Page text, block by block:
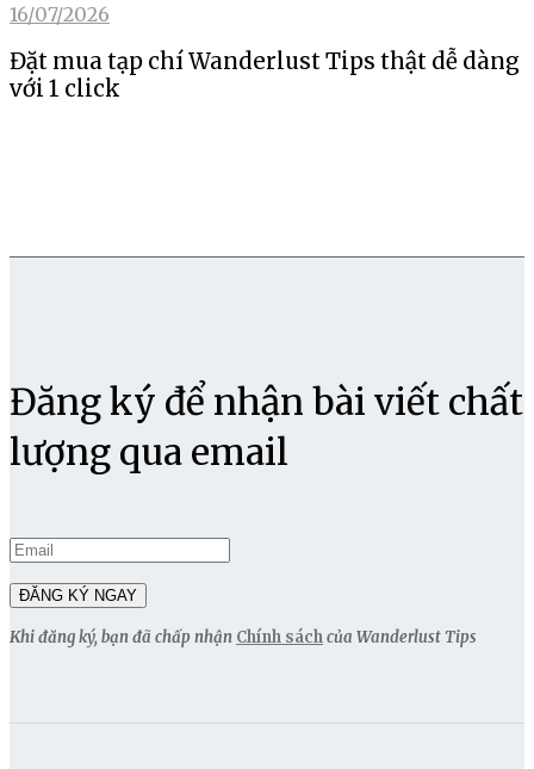
16/07/2026
Đặt mua tạp chí Wanderlust Tips thật dễ dàng
với 1 click
Đăng ký để nhận bài viết chất
lượng qua email
Khi đăng ký, bạn đã chấp nhận Chính sáchcủa Wanderlust Tips